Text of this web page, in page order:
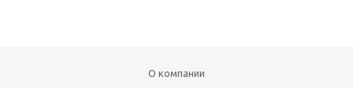
О компании